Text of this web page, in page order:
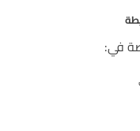
في: